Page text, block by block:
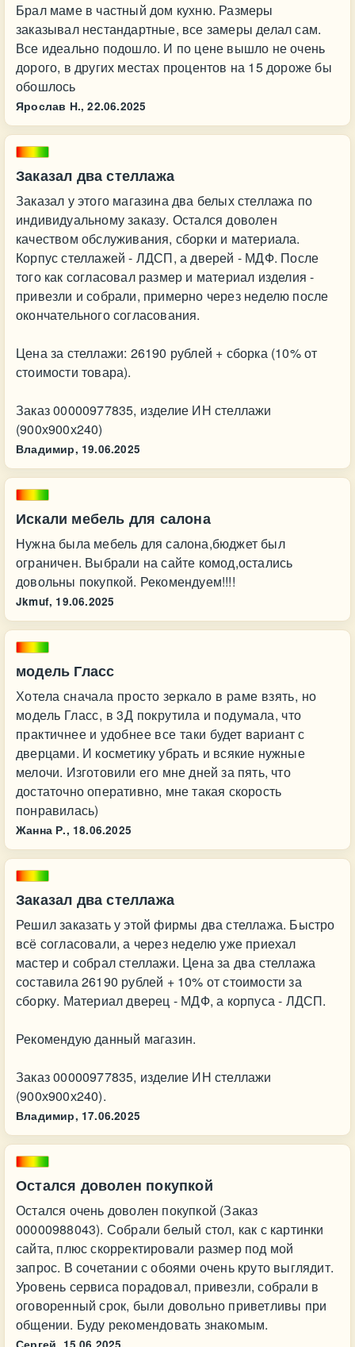
Брал маме в частный дом кухню. Размеры
заказывал нестандартные, все замеры делал сам.
Все идеально подошло. И по цене вышло не очень
дорого, в других местах процентов на 15 дороже бы
обошлось
Ярослав Н., 22.06.2025
Заказал два стеллажа
Заказал у этого магазина два белых стеллажа по
индивидуальному заказу. Остался доволен
качеством обслуживания, сборки и материала.
Корпус стеллажей - ЛДСП, а дверей - МДФ. После
того как согласовал размер и материал изделия -
привезли и собрали, примерно через неделю после
окончательного согласования.
Цена за стеллажи: 26190 рублей + сборка (10% от
стоимости товара).
Заказ 00000977835, изделие ИН стеллажи
(900х900х240)
Владимир, 19.06.2025
Искали мебель для салона
Нужна была мебель для салона,бюджет был
ограничен. Выбрали на сайте комод,остались
довольны покупкой. Рекомендуем!!!!
Jkmuf, 19.06.2025
модель Гласс
Хотела сначала просто зеркало в раме взять, но
модель Гласс, в 3Д покрутила и подумала, что
практичнее и удобнее все таки будет вариант с
дверцами. И косметику убрать и всякие нужные
мелочи. Изготовили его мне дней за пять, что
достаточно оперативно, мне такая скорость
понравилась)
Жанна Р., 18.06.2025
Заказал два стеллажа
Решил заказать у этой фирмы два стеллажа. Быстро
всё согласовали, а через неделю уже приехал
мастер и собрал стеллажи. Цена за два стеллажа
составила 26190 рублей + 10% от стоимости за
сборку. Материал дверец - МДФ, а корпуса - ЛДСП.
Рекомендую данный магазин.
Заказ 00000977835, изделие ИН стеллажи
(900х900х240).
Владимир, 17.06.2025
Остался доволен покупкой
Остался очень доволен покупкой (Заказ
00000988043). Собрали белый стол, как с картинки
сайта, плюс скорректировали размер под мой
запрос. В сочетании с обоями очень круто выглядит.
Уровень сервиса порадовал, привезли, собрали в
оговоренный срок, были довольно приветливы при
общении. Буду рекомендовать знакомым.